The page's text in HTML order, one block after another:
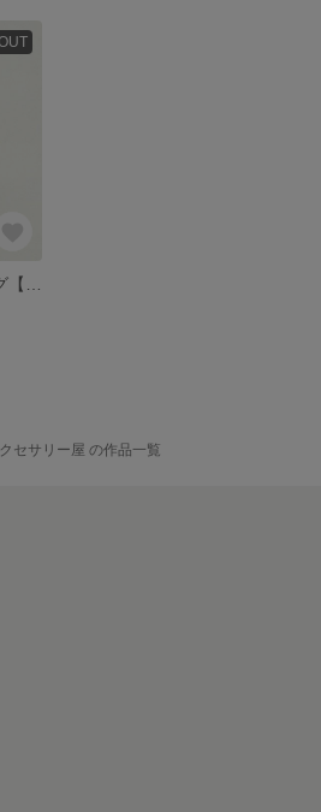
セサリー屋 の作品一覧